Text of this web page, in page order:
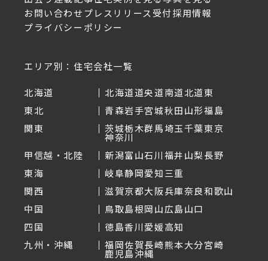
お問い合わせ プレスリリース受付採用情報
プライバシーポリシー
エリア別：住宅会社一覧
北海道 北海道道央道南道北道東
東北
青森岩手宮城秋田山形福島
関東
茨城栃木群馬埼玉千葉東京
神奈川
甲信越・北陸
新潟富山石川福井山梨長野
東海
岐阜静岡愛知三重
関西
滋賀京都大阪兵庫奈良和歌山
中国
鳥取島根岡山広島山口
四国
徳島香川愛媛高知
九州・沖縄
福岡佐賀長崎熊本大分宮崎
鹿児島沖縄